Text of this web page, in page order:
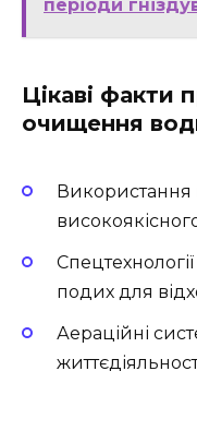
періоди
Цікаві факти
очищення
подих для
Аераційні